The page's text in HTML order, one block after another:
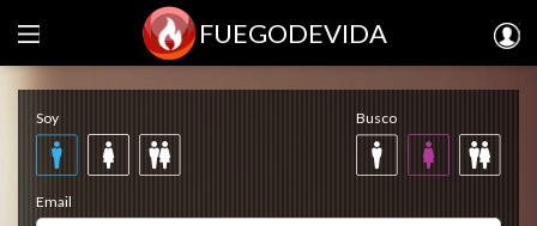
FUEGODEVIDA
Regístrate gratis
Soy Busco
Email